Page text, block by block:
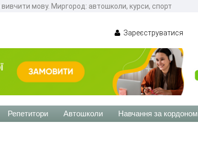
мову. Миргород: автошколи, курси, спорт
Зареєструватися
Репетитори Автошколи Навчання за кордоном